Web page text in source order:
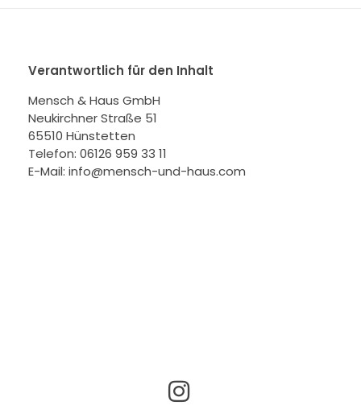
Verantwortlich für den Inhalt
Mensch & Haus GmbH
Neukirchner Straße 51
65510 Hünstetten
Telefon: 06126 959 33 11
E-Mail: info@mensch-und-haus.com